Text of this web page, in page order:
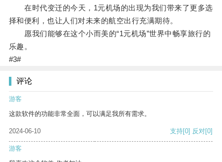
在时代变迁的今天，1元机场的出现为我们带来了更多选
择和便利，也让人们对未来的航空出行充满期待。
愿我们能够在这个小而美的“1元机场”世界中畅享旅行的
乐趣。
#3#
评论
游客
这款软件的功能非常全面，可以满足我所有需求。
2024-06-10 支持[0] 反对[0]
游客